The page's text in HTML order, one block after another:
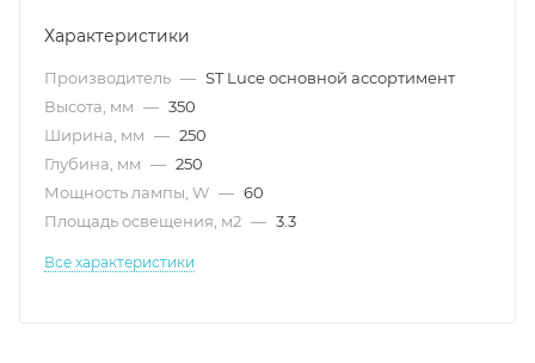
Характеристики
Производитель — ST Luce основной ассортимент
Высота, мм — 350
Ширина, мм — 250
Глубина, мм — 250
Мощность лампы, W — 60
Площадь освещения, м2 — 3.3
Все характеристики